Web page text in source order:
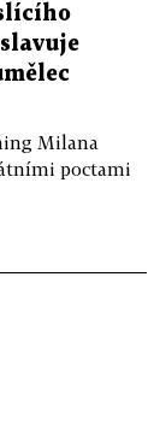
Milana
poctami